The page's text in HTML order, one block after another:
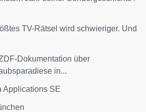
TV-Rätsel wird schwieriger. Und
Dokumentation über
in...
Applications SE